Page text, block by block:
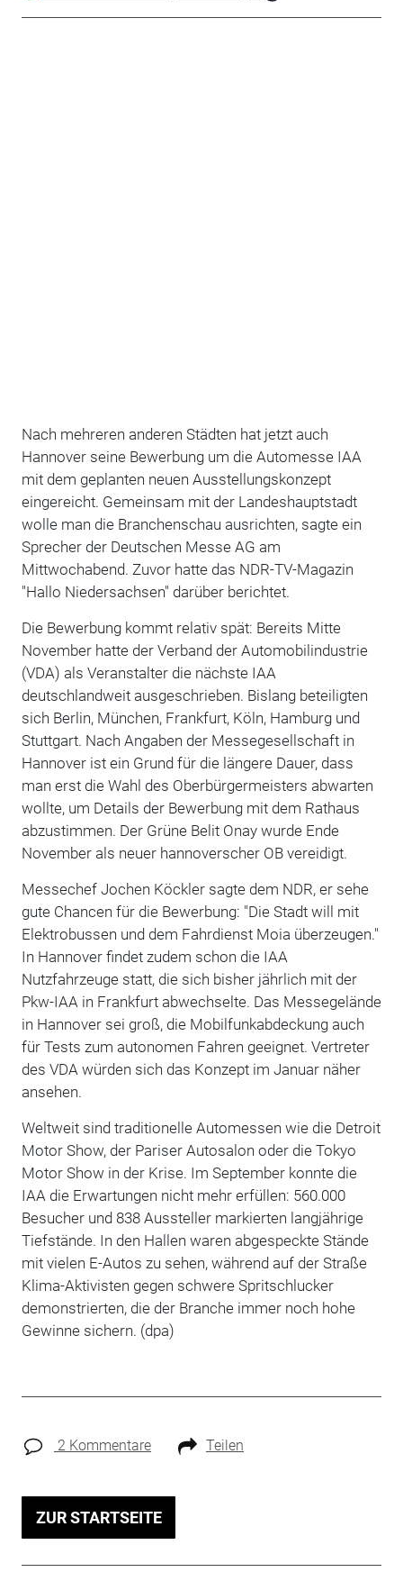
Nach mehreren anderen Städten hat jetzt auch
Hannover seine Bewerbung um die Automesse IAA
mit dem geplanten neuen Ausstellungskonzept
eingereicht. Gemeinsam mit der Landeshauptstadt
wolle man die Branchenschau ausrichten, sagte ein
Sprecher der Deutschen Messe AG am
Mittwochabend. Zuvor hatte das NDR-TV-Magazin
"Hallo Niedersachsen" darüber berichtet.
Die Bewerbung kommt relativ spät: Bereits Mitte
November hatte der Verband der Automobilindustrie
(VDA) als Veranstalter die nächste IAA
deutschlandweit ausgeschrieben. Bislang beteiligten
sich Berlin, München, Frankfurt, Köln, Hamburg und
Stuttgart. Nach Angaben der Messegesellschaft in
Hannover ist ein Grund für die längere Dauer, dass
man erst die Wahl des Oberbürgermeisters abwarten
wollte, um Details der Bewerbung mit dem Rathaus
abzustimmen. Der Grüne Belit Onay wurde Ende
November als neuer hannoverscher OB vereidigt.
Messechef Jochen Köckler sagte dem NDR, er sehe
gute Chancen für die Bewerbung: "Die Stadt will mit
Elektrobussen und dem Fahrdienst Moia überzeugen."
In Hannover findet zudem schon die IAA
Nutzfahrzeuge statt, die sich bisher jährlich mit der
Pkw-IAA in Frankfurt abwechselte. Das Messegelände
in Hannover sei groß, die Mobilfunkabdeckung auch
für Tests zum autonomen Fahren geeignet. Vertreter
des VDA würden sich das Konzept im Januar näher
ansehen.
Weltweit sind traditionelle Automessen wie die Detroit
Motor Show, der Pariser Autosalon oder die Tokyo
Motor Show in der Krise. Im September konnte die
IAA die Erwartungen nicht mehr erfüllen: 560.000
Besucher und 838 Aussteller markierten langjährige
Tiefstände. In den Hallen waren abgespeckte Stände
mit vielen E-Autos zu sehen, während auf der Straße
Klima-Aktivisten gegen schwere Spritschlucker
demonstrierten, die der Branche immer noch hohe
Gewinne sichern. (dpa)
2 Kommentare Teilen
ZUR STARTSEITE